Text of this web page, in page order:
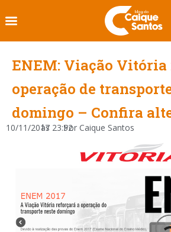
ENEM: Viação Vitória
operação de
domingo – Confira
10/11/2017
às 23:52
Por Caique Santos